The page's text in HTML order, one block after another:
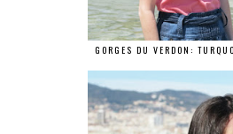
GORGES DU VERDON: